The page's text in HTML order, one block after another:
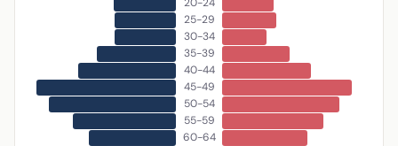
25-29
30-34
35-39
40-44
45-49
50-54
55-59
60-64